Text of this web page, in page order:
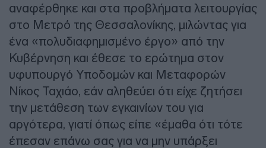
αναφέρθηκε και στα προβλήματα λειτουργίας
στο Μετρό της Θεσσαλονίκης, μιλώντας για
ένα «πολυδιαφημισμένο έργο» από την
Κυβέρνηση και έθεσε το ερώτημα στον
υφυπουργό Υποδομών και Μεταφορών
Νίκος Ταχιάο, εάν αληθεύει ότι είχε ζητήσει
την μετάθεση των εγκαινίων του για
αργότερα, γιατί όπως είπε «έμαθα ότι τότε
έπεσαν επάνω σας για να μην υπάρξει